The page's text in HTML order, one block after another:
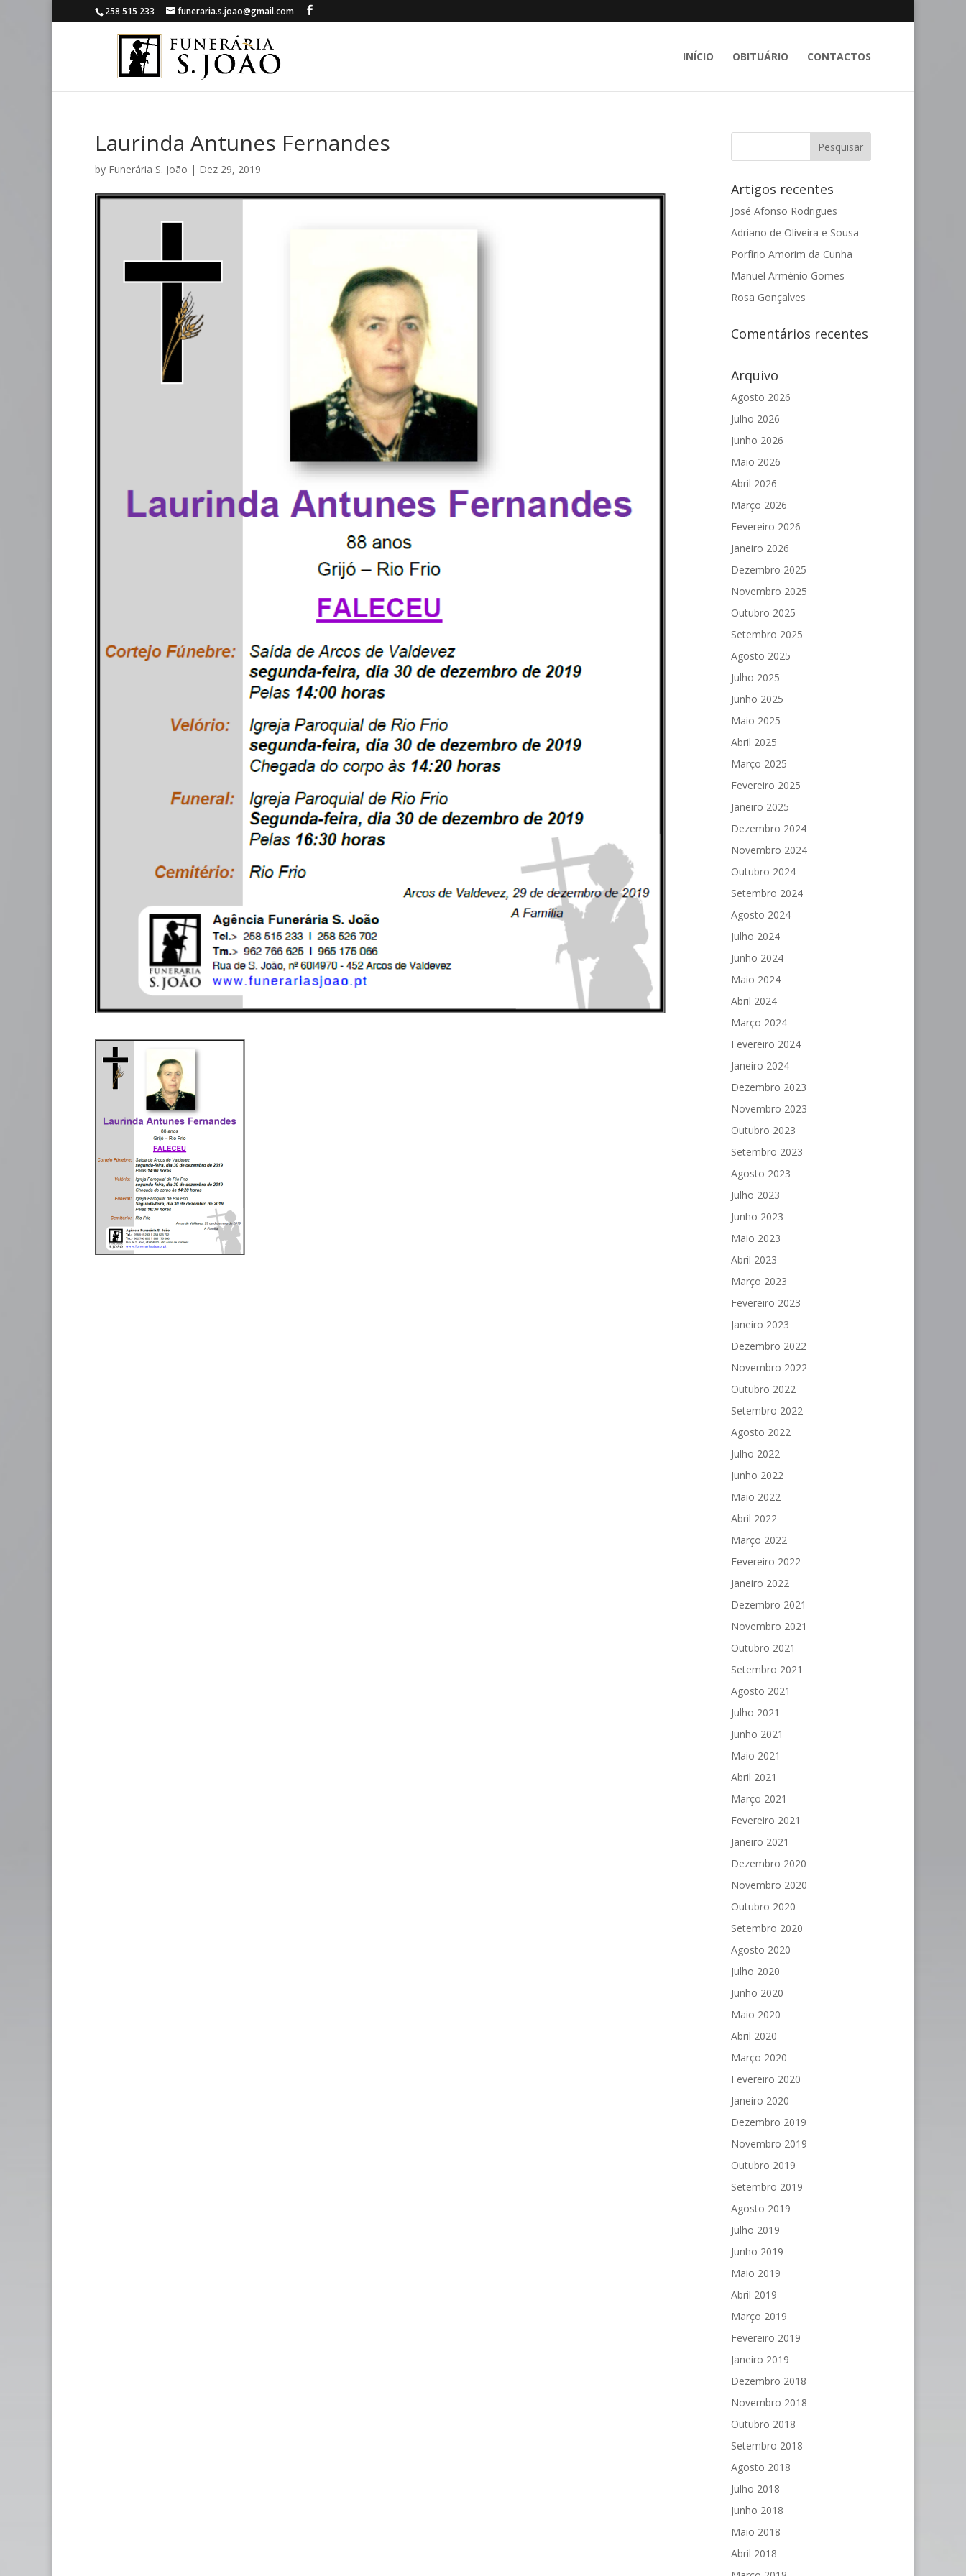
258 515 233 funeraria.s.joao@gmail.com
INÍCIO OBITUÁRIO CONTACTOS
Laurinda Antunes Fernandes
by Funerária S. João | Dez 29, 2019
Artigos recentes
José Afonso Rodrigues
Adriano de Oliveira e Sousa
Porfírio Amorim da Cunha
Manuel Arménio Gomes
Rosa Gonçalves
Comentários recentes
Arquivo
Agosto 2026
Julho 2026
Junho 2026
Maio 2026
Abril 2026
Março 2026
Fevereiro 2026
Janeiro 2026
Dezembro 2025
Novembro 2025
Outubro 2025
Setembro 2025
Agosto 2025
Julho 2025
Junho 2025
Maio 2025
Abril 2025
Março 2025
Fevereiro 2025
Janeiro 2025
Dezembro 2024
Novembro 2024
Outubro 2024
Setembro 2024
Agosto 2024
Julho 2024
Junho 2024
Maio 2024
Abril 2024
Março 2024
Fevereiro 2024
Janeiro 2024
Dezembro 2023
Novembro 2023
Outubro 2023
Setembro 2023
Agosto 2023
Julho 2023
Junho 2023
Maio 2023
Abril 2023
Março 2023
Fevereiro 2023
Janeiro 2023
Dezembro 2022
Novembro 2022
Outubro 2022
Setembro 2022
Agosto 2022
Julho 2022
Junho 2022
Maio 2022
Abril 2022
Março 2022
Fevereiro 2022
Janeiro 2022
Dezembro 2021
Novembro 2021
Outubro 2021
Setembro 2021
Agosto 2021
Julho 2021
Junho 2021
Maio 2021
Abril 2021
Março 2021
Fevereiro 2021
Janeiro 2021
Dezembro 2020
Novembro 2020
Outubro 2020
Setembro 2020
Agosto 2020
Julho 2020
Junho 2020
Maio 2020
Abril 2020
Março 2020
Fevereiro 2020
Janeiro 2020
Dezembro 2019
Novembro 2019
Outubro 2019
Setembro 2019
Agosto 2019
Julho 2019
Junho 2019
Maio 2019
Abril 2019
Março 2019
Fevereiro 2019
Janeiro 2019
Dezembro 2018
Novembro 2018
Outubro 2018
Setembro 2018
Agosto 2018
Julho 2018
Junho 2018
Maio 2018
Abril 2018